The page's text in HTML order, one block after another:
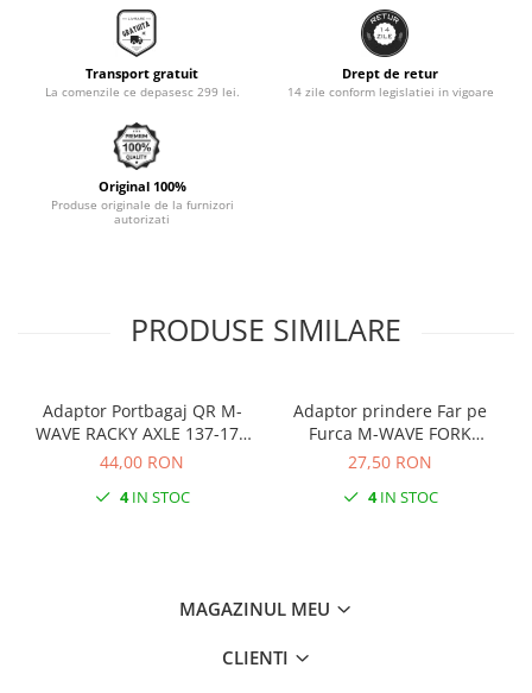
Transport gratuit
La comenzile ce depasesc 299 lei.
Drept de retur
14 zile conform legislatiei in vigoare
Original 100%
Produse originale de la furnizori
autorizati
PRODUSE SIMILARE
Adaptor Portbagaj QR M-
WAVE RACKY AXLE 137-177
mm
44,00 RON
4IN STOC
Adaptor prindere Far pe
Furca M-WAVE FORK
COCKPIT Negru
27,50 RON
4IN STOC
MAGAZINUL MEU
CLIENTI